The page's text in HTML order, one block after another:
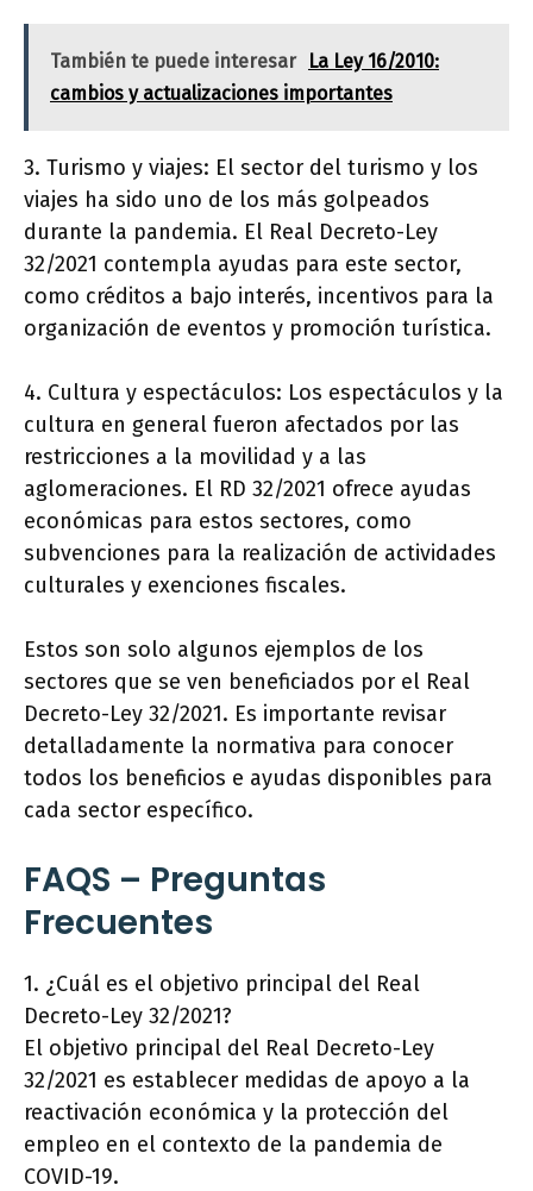
También te puede interesar
La Ley 16/2010:
cambios y actualizaciones importantes
3. Turismo y viajes: El sector del turismo y los
viajes ha sido uno de los más golpeados
durante la pandemia. El Real Decreto-Ley
32/2021 contempla ayudas para este sector,
como créditos a bajo interés, incentivos para la
organización de eventos y promoción turística.
4. Cultura y espectáculos: Los espectáculos y la
cultura en general fueron afectados por las
restricciones a la movilidad y a las
aglomeraciones. El RD 32/2021 ofrece ayudas
económicas para estos sectores, como
subvenciones para la realización de actividades
culturales y exenciones fiscales.
Estos son solo algunos ejemplos de los
sectores que se ven beneficiados por el Real
Decreto-Ley 32/2021. Es importante revisar
detalladamente la normativa para conocer
todos los beneficios e ayudas disponibles para
cada sector específico.
FAQS – Preguntas
Frecuentes
1. ¿Cuál es el objetivo principal del Real
Decreto-Ley 32/2021?
El objetivo principal del Real Decreto-Ley
32/2021 es establecer medidas de apoyo a la
reactivación económica y la protección del
empleo en el contexto de la pandemia de
COVID-19.